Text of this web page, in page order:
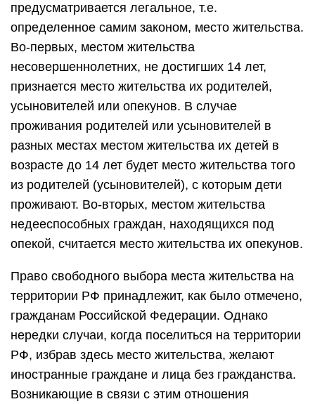
предусматривается легальное, т.е.
определенное самим законом, место жительства.
Во-первых, местом жительства
несовершеннолетних, не достигших 14 лет,
признается место жительства их родителей,
усыновителей или опекунов. В случае
проживания родителей или усыновителей в
разных местах местом жительства их детей в
возрасте до 14 лет будет место жительства того
из родителей (усыновителей), с которым дети
проживают. Во-вторых, местом жительства
недееспособных граждан, находящихся под
опекой, считается место жительства их опекунов.
Право свободного выбора места жительства на
территории РФ принадлежит, как было отмечено,
гражданам Российской Федерации. Однако
нередки случаи, когда поселиться на территории
РФ, избрав здесь место жительства, желают
иностранные граждане и лица без гражданства.
Возникающие в связи с этим отношения